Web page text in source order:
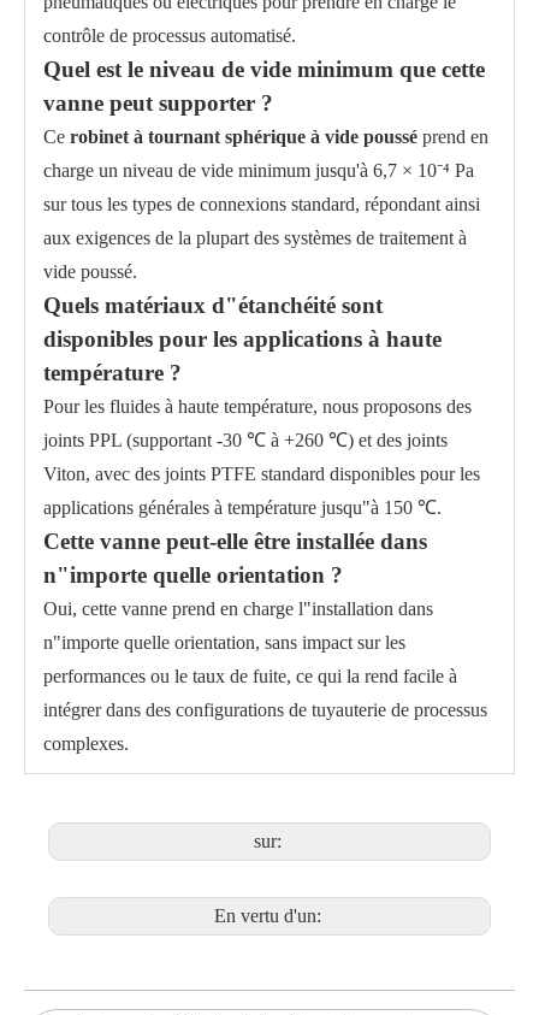
contrôle de processus automatisé.
Quel est le niveau de vide minimum que cette
vanne peut supporter ?
Ce robinet à tournant sphérique à vide poussé prend en
charge un niveau de vide minimum jusqu'à 6,7 × 10⁻⁴ Pa
sur tous les types de connexions standard, répondant ainsi
aux exigences de la plupart des systèmes de traitement à
vide poussé.
Quels matériaux d"étanchéité sont
disponibles pour les applications à haute
température ?
Pour les fluides à haute température, nous proposons des
joints PPL (supportant -30 ℃ à +260 ℃) et des joints
Viton, avec des joints PTFE standard disponibles pour les
applications générales à température jusqu"à 150 ℃.
Cette vanne peut-elle être installée dans
n"importe quelle orientation ?
Oui, cette vanne prend en charge l"installation dans
n"importe quelle orientation, sans impact sur les
performances ou le taux de fuite, ce qui la rend facile à
intégrer dans des configurations de tuyauterie de processus
complexes.
sur:
En vertu d'un: